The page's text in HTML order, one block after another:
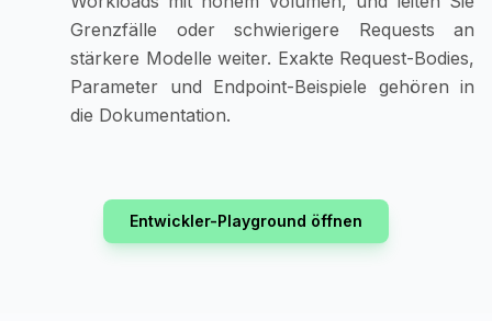
Grenzfälle oder schwierigere Requests an
stärkere Modelle weiter. Exakte Request-Bodies,
Parameter und Endpoint-Beispiele gehören in
die Dokumentation.
Entwickler-Playground öffnen